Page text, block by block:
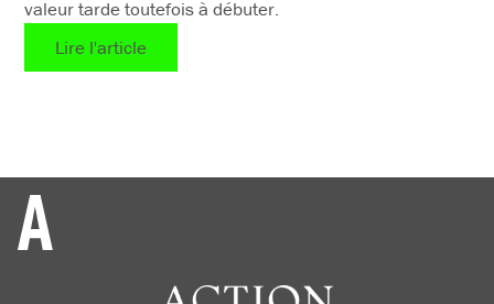
valeur tarde toutefois à débuter.
Lire l'article